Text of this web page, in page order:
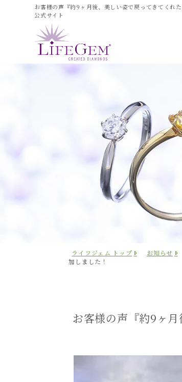
お客様の声『約9ヶ月後、美しい姿で戻ってきてくれ
公式サイト
ライフジェム トップ お知らせ
加しました！
お客様の声『約9ヶ